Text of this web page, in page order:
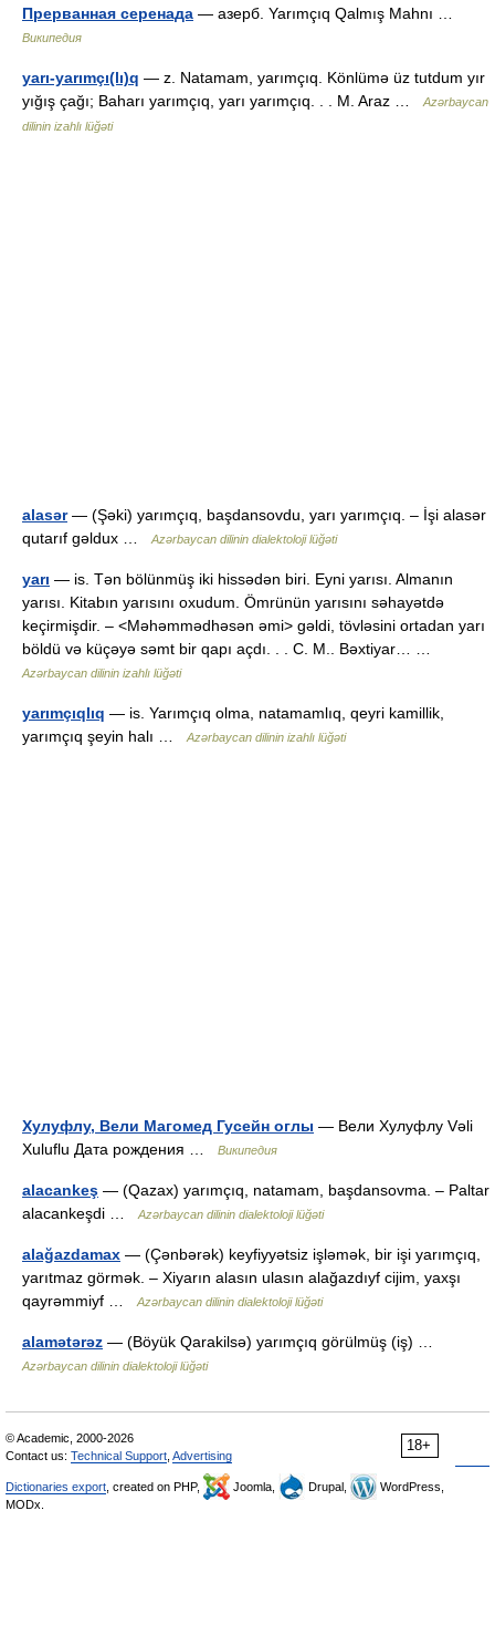
Прерванная серенада — азерб. Yarımçıq Qalmış Mahnı …
Википедия
yarı-yarımçı(lı)q — z. Natamam, yarımçıq. Könlümə üz tutdum yır
yığış çağı; Baharı yarımçıq, yarı yarımçıq. . . M. Araz …
Azərbaycan
dilinin izahlı lüğəti
alasər— (Şəki) yarımçıq, başdansovdu, yarı yarımçıq. – İşi alasər
qutarıf gəldux …
Azərbaycan dilinin dialektoloji lüğəti
yarı — is. Tən bölünmüş iki hissədən biri. Eyni yarısı. Almanın
yarısı. Kitabın yarısını oxudum. Ömrünün yarısını səhayətdə
keçirmişdir. – <Məhəmmədhəsən əmi> gəldi, tövləsini ortadan yarı
böldü və küçəyə səmt bir qapı açdı. . . C. M.. Bəxtiyar… …
Azərbaycan dilinin izahlı lüğəti
yarımçıqlıq — is. Yarımçıq olma, natamamlıq, qeyri kamillik,
yarımçıq şeyin halı …
Azərbaycan dilinin izahlı lüğəti
Хулуфлу, Вели Магомед Гусейн оглы — Вели Хулуфлу Vəli
Xuluflu Дата рождения …
Википедия
alacankeş — (Qazax) yarımçıq, natamam, başdansovma. – Paltar
alacankeşdi …
Azərbaycan dilinin dialektoloji lüğəti
alağazdamax — (Çənbərək) keyfiyyətsiz işləmək, bir işi yarımçıq,
yarıtmaz görmək. – Xiyarın alasın ulasın alağazdıyf cijim, yaxşı
qayrəmmiyf …
Azərbaycan dilinin dialektoloji lüğəti
alamətərəz — (Böyük Qarakilsə) yarımçıq görülmüş (iş) …
Azərbaycan dilinin dialektoloji lüğəti
18+
© Academic, 2000-2026
Contact us: Technical Support Advertising
Dictionaries export , created on PHP, Joomla, Drupal,
WordPress,
MODx.